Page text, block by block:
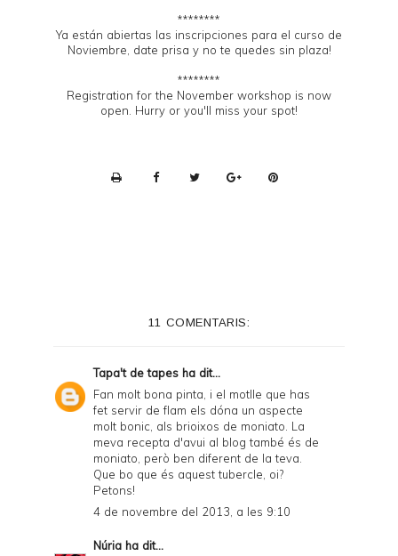
********
Ya están abiertas las inscripciones para el curso de
Noviembre, date prisa y no te quedes sin plaza!
********
Registration for the November workshop is now
open. Hurry or you'll miss your spot!
r
i
e
n
y
11 COMENTARIS:
Tapa't de tapes ha dit...
Fan molt bona pinta, i el motlle que has
fet servir de flam els dóna un aspecte
molt bonic, als brioixos de moniato. La
meva recepta d'avui al blog també és de
moniato, però ben diferent de la teva.
Que bo que és aquest tubercle, oi?
Petons!
4 de novembre del 2013, a les 9:10
Núria ha dit...